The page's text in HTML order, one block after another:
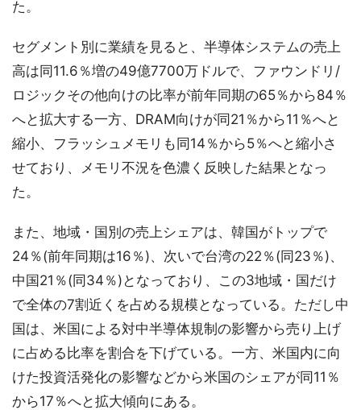
た。
セグメント別に業績を見ると、半導体システムの売上
高は同11.6％増の49億7700万ドルで、ファウンドリ/
ロジックその他向けの比率が前年同期の65％から84％
へと拡大する一方、DRAM向けが同21％から11％へと
縮小、フラッシュメモリも同14％から5％へと縮小さ
せており、メモリ不況を色濃く反映した結果となっ
た。
また、地域・国別の売上シェアは、韓国がトップで
24％(前年同期は16％)、次いで台湾の22％(同23％)、
中国21％(同34％)となっており、この3地域・国だけ
で全体の7割近くを占める規模となっている。ただし中
国は、米国による対中半導体規制の影響から売り上げ
に占める比率を割合を下げている。一方、米国内に向
けた投資活発化の影響などから米国のシェアが同11％
から17％へと拡大傾向にある。